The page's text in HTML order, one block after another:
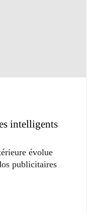
intelligents
évolue
publicitaires